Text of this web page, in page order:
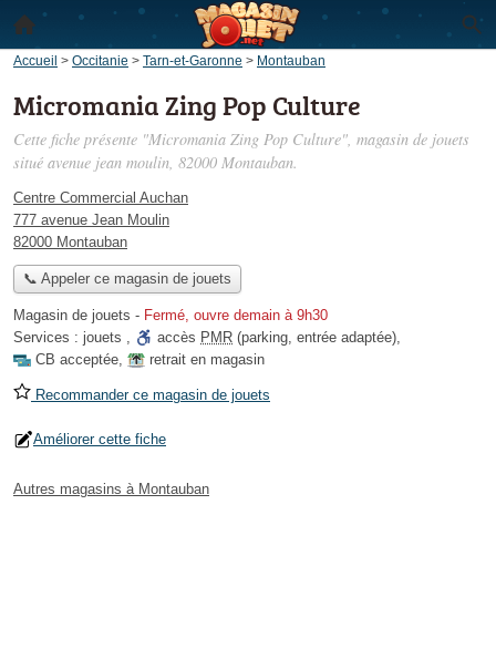
Accueil > Occitanie > Tarn-et-Garonne > Montauban
Micromania Zing Pop Culture
Cette fiche présente "Micromania Zing Pop Culture", magasin de jouets
situé avenue jean moulin, 82000 Montauban.
Centre Commercial Auchan
777 avenue Jean Moulin
82000 Montauban
📞 Appeler ce magasin de jouets
Magasin de jouets - Fermé, ouvre demain à 9h30
Services : jouets , accès PMR (parking, entrée adaptée),
CB acceptée, retrait en magasin
Recommander ce magasin de jouets
Améliorer cette fiche
Autres magasins à Montauban